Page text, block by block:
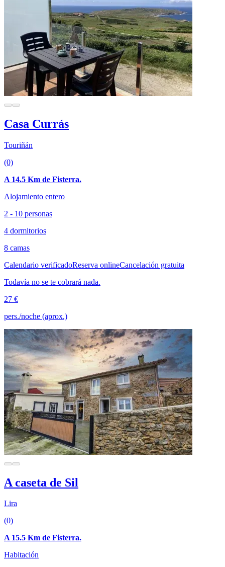
Casa Currás
Touriñán
(0)
A 14.5 Km de Fisterra.
Alojamiento entero
2 - 10 personas
4 dormitorios
8 camas
Calendario verificadoReserva onlineCancelación gratuita
Todavía no se te cobrará nada.
27 €
pers./noche (aprox.)
A caseta de Sil
Lira
(0)
A 15.5 Km de Fisterra.
Habitación